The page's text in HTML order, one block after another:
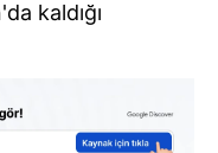
kaldığı